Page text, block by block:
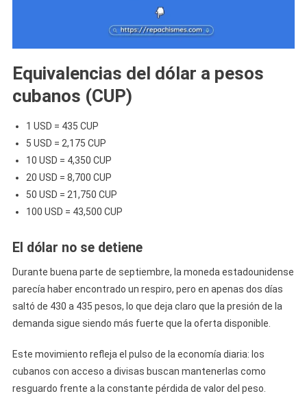
Equivalencias del dólar a pesos
cubanos (CUP)
1 USD = 435 CUP
5 USD = 2,175 CUP
10 USD = 4,350 CUP
20 USD = 8,700 CUP
50 USD = 21,750 CUP
100 USD = 43,500 CUP
El dólar no se detiene
Durante buena parte de septiembre, la moneda estadounidense
parecía haber encontrado un respiro, pero en apenas dos días
saltó de 430 a 435 pesos, lo que deja claro que la presión de la
demanda sigue siendo más fuerte que la oferta disponible.
Este movimiento refleja el pulso de la economía diaria: los
cubanos con acceso a divisas buscan mantenerlas como
resguardo frente a la constante pérdida de valor del peso.